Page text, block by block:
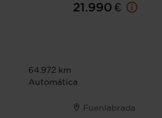
21.990 €
64.972 km
Automática
Fuenlabrada